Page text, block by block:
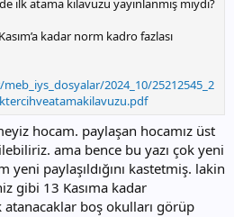
kadar norm kadro fazlası
2024_10/25212545_2
hocam. paylaşan hocamız üst
ama bence bu yazı çok yeni
yeni paylaşıldığını kastetmiş. lakin
gibi 13 Kasıma kadar
atanacaklar boş okulları görüp